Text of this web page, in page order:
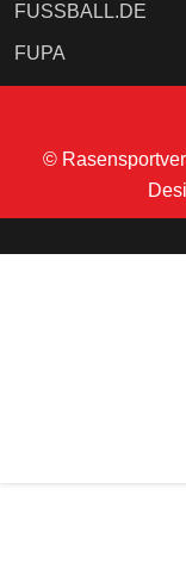
FUSSBALL.DE
FUPA
©